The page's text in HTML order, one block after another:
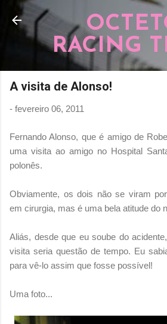
Pular para o conteúdo
RACING
A visita de Alonso!
- fevereiro 06, 2011
Fernando Alonso, que é amigo de
uma visita ao amigo no Hospital
polonês.
Obviamente, os dois não se viram
em cirurgia, mas é uma bela atitude do
Aliás, desde que eu soube do
visita seria questão de tempo. Eu
para vê-lo assim que fosse possível!
Uma foto...